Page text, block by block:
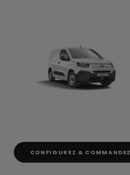
CONFIGUREZ & COMMANDEZ